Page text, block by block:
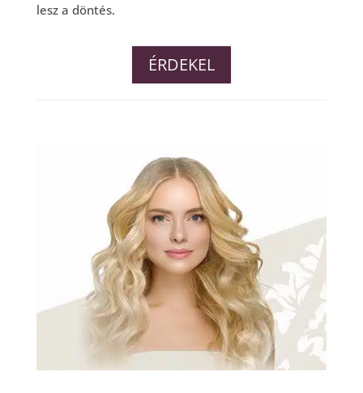
lesz a döntés.
ÉRDEKEL